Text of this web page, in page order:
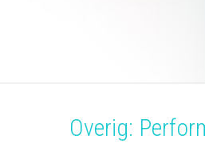
Overig: